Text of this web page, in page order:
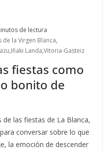
de lectura
de la Virgen Blanca,
,Iñaki Landa,Vitoria-Gasteiz
fiestas como
bonito de
de las fiestas de La Blanca,
conversar sobre lo que
la emoción de descender